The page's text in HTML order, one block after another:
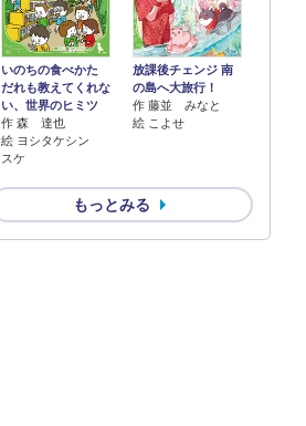
いのちの食べかた
だれも教えてくれな
い、世界のヒミツ
作 森 達也
絵 ヨシタケシン
スケ
放課後チェンジ 南
の島へ大旅行！
作 藤並 みなと
絵 こよせ
もっとみる